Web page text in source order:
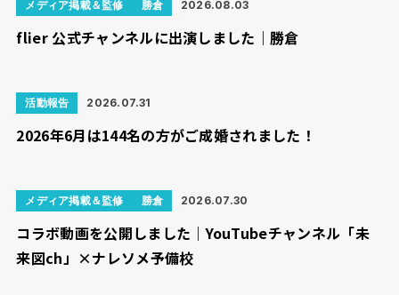
メディア掲載＆監修 勝倉 2026.08.03
flier 公式チャンネルに出演しました｜勝倉
活動報告 2026.07.31
2026年6月は144名の方がご成婚されました！
メディア掲載＆監修 勝倉 2026.07.30
コラボ動画を公開しました｜YouTubeチャンネル「未
来図ch」×ナレソメ予備校